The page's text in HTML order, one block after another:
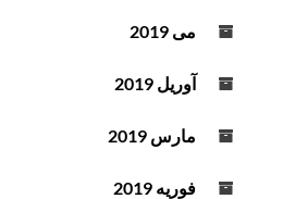
می 2019
آوریل 2019
مارس 2019
فوریه 2019